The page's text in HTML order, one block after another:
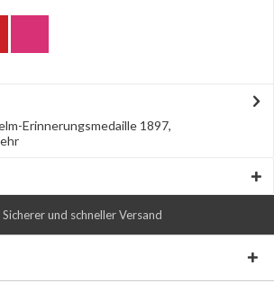
Erinnerungsmedaille 1897,
Sicherer und schneller Versand